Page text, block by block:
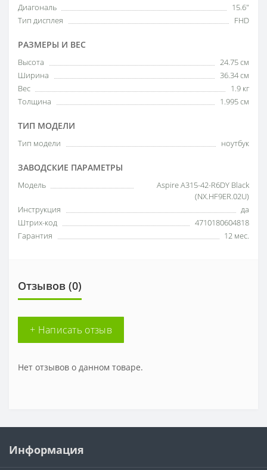
Диагональ
15.6"
Тип дисплея
FHD
РАЗМЕРЫ И ВЕС
Высота
24.75 см
Ширина
36.34 см
Вес
1.9 кг
Толщина
1.995 см
ТИП МОДЕЛИ
Тип модели ноутбук
ЗАВОДСКИЕ ПАРАМЕТРЫ
Модель
Aspire A315-42-R6DY Black
(NX.HF9ER.02U)
Инструкция
да
Штрих-код
4710180604818
Гарантия
12 мес.
Отзывов (0)
+ Написать отзыв
Нет отзывов о данном товаре.
Информация